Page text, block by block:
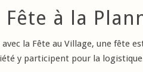
Fête à la
la Fête au Village, une fête
y participent pour la